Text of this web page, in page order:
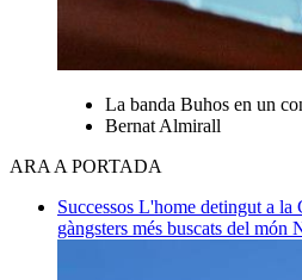
La banda Buhos en un
Bernat Almirall
ARA A PORTADA
Successos L'home detingut a la
gàngsters més buscats del món